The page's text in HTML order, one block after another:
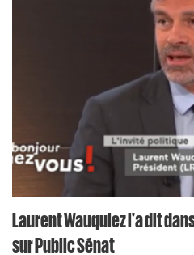
Laurent Wauquiez l'a dit
sur Public Sénat